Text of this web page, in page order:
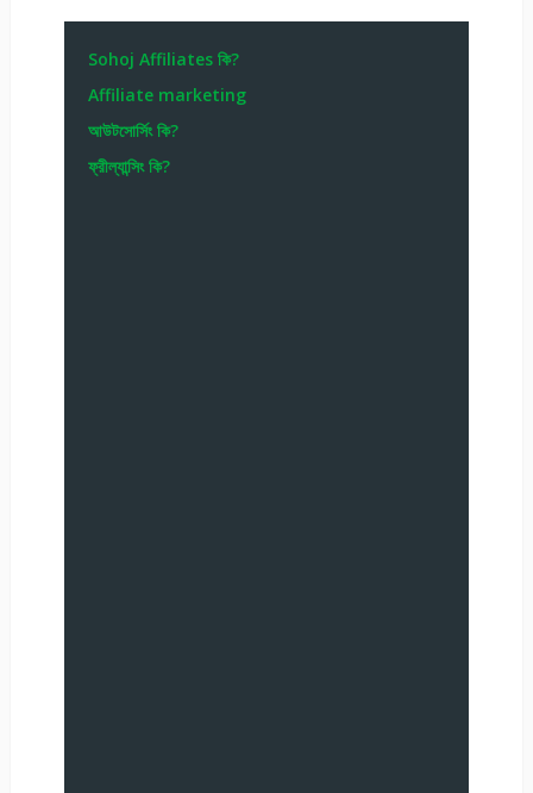
Sohoj Affiliates কি?
Affiliate marketing
আউটসোর্সিং কি?
ফ্রীল্যান্সিং কি?